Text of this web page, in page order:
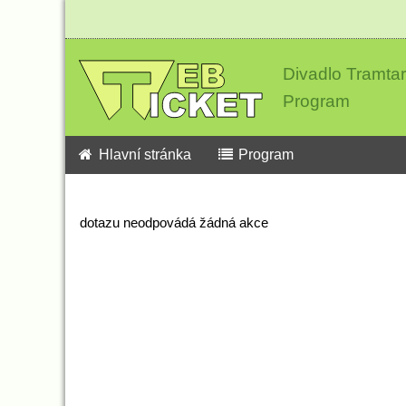
Divadlo
Program
Hlavní stránka Program
dotazu neodpovádá žádná akce